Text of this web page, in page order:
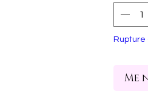
Rupture
Me